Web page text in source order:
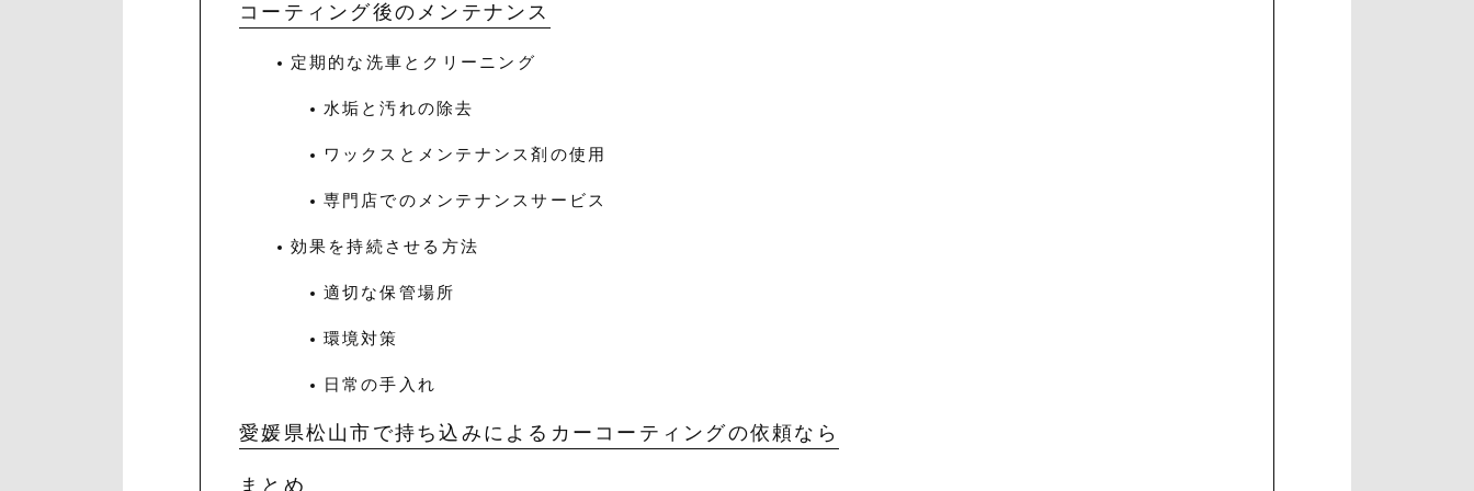
コーティング後のメンテナンス
定期的な洗車とクリーニング
水垢と汚れの除去
ワックスとメンテナンス剤の使用
専門店でのメンテナンスサービス
効果を持続させる方法
適切な保管場所
環境対策
日常の手入れ
愛媛県松山市で持ち込みによるカーコーティングの依頼なら
まとめ